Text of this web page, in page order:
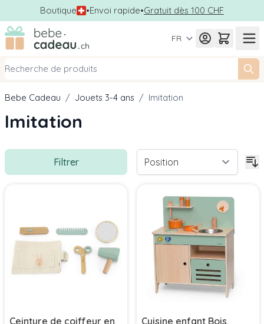
Boutique •Envoi rapide•Gratuit dès 100 CHF
Allez au contenu
FR
Bebe Cadeau / Jouets 3-4 ans / Imitation
Imitation
Filtrer
Ceinture de coiffeur en
Cuisine enfant Bois,